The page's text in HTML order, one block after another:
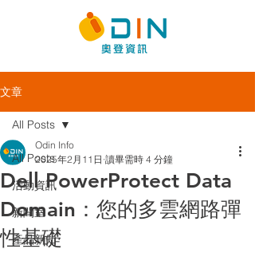
文章
All Posts
活動資訊
新聞室
產品新知
All Posts
Dell PowerProtect Data
Domain：您的多雲網路彈
性基礎
Odin Info
2025年2月11日 讀畢需時 4 分鐘